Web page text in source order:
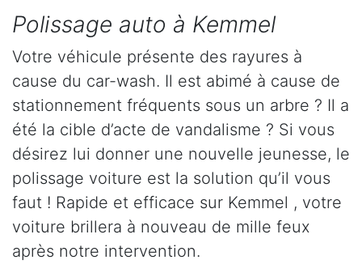
Polissage auto à Kemmel
Votre véhicule présente des rayures à
cause du car-wash. Il est abimé à cause de
stationnement fréquents sous un arbre ? Il a
été la cible d’acte de vandalisme ? Si vous
désirez lui donner une nouvelle jeunesse, le
polissage voiture est la solution qu’il vous
faut ! Rapide et efficace sur Kemmel , votre
voiture brillera à nouveau de mille feux
après notre intervention.